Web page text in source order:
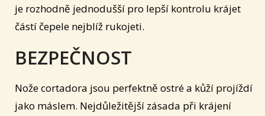
je rozhodně jednodušší pro lepší kontrolu krájet
částí čepele nejblíž rukojeti.
BEZPEČNOST
Nože cortadora jsou perfektně ostré a kůží projíždí
jako máslem. Nejdůležitější zásada při krájení